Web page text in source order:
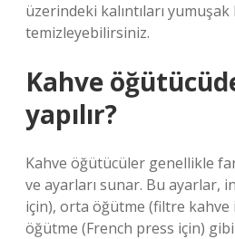
üzerindeki kalıntıları yumuşak
temizleyebilirsiniz.
Kahve
yapılır?
Kahve öğütücüler genellikle
ve ayarları sunar. Bu ayarlar,
için), orta öğütme (filtre kahve
öğütme (French press için)